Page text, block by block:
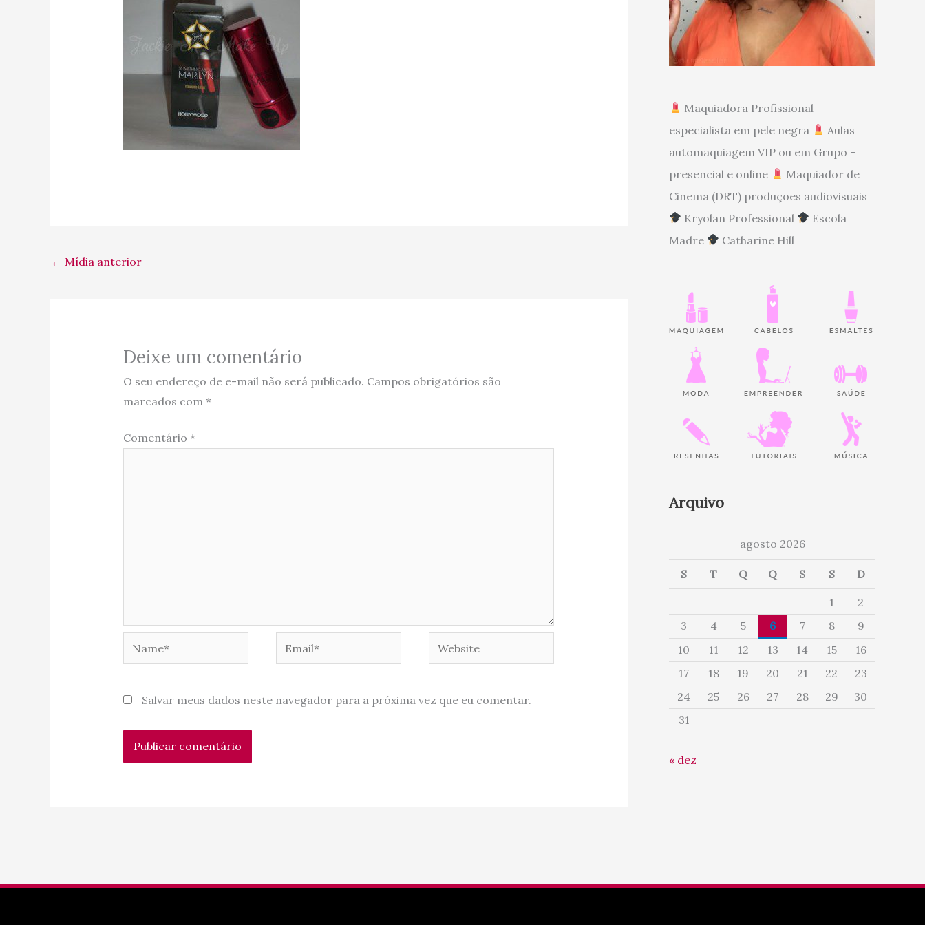
← Mídia anterior
Deixe um comentário
O seu endereço de e-mail não será publicado. Campos obrigatórios são
marcados com *
Comentário *
Website
Salvar meus dados neste navegador para a próxima vez que eu comentar.
Maquiadora Profissional
especialista em pele negra
Aulas
automaquiagem VIP ou em Grupo -
presencial e online
Maquiador de
Cinema (DRT) produções audiovisuais
Kryolan Professional
Escola
Madre
Catharine Hill
Arquivo
agosto 2026
S T Q Q S S D
1
2
3
4 5 6 7 8
9
10
11 12 13 14 15
16
17
18 19 20 21 22
23
24
25 26 27 28 29
30
31
« dez